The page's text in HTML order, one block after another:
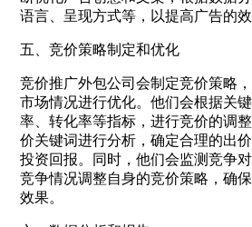
语言、呈现方式等，以提高广告的效
五、竞价策略制定和优化
竞价推广外包公司会制定竞价策略
市场情况进行优化。他们会根据关
率、转化率等指标，进行竞价的调
价关键词进行分析，确定合理的出
投资回报。同时，他们会监测竞争
竞争情况调整自身的竞价策略，确
效果。